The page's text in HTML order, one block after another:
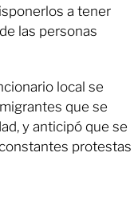
a tener
las personas
local se
que se
y anticipó que se
protestas